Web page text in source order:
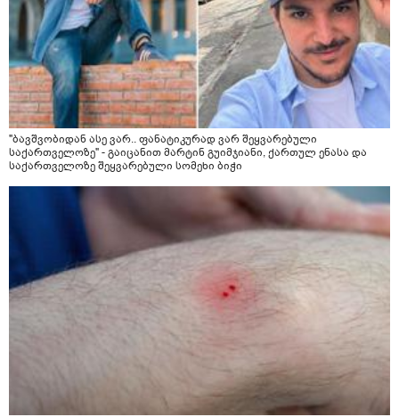
"ბავშვობიდან ასე ვარ.. ფანატიკურად ვარ შეყვარებული
საქართველოზე" - გაიცანით მარტინ გუიმჯიანი, ქართულ ენასა და
საქართველოზე შეყვარებული სომეხი ბიჭი